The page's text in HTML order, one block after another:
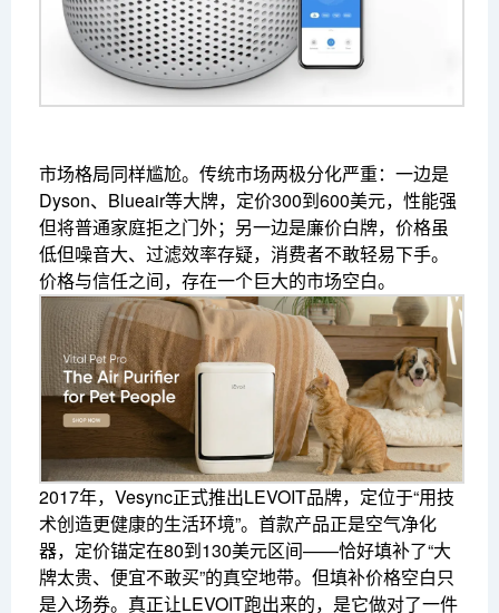
市场格局同样尴尬。传统市场两极分化严重：一边是
Dyson、Blueair等大牌，定价300到600美元，性能强
但将普通家庭拒之门外；另一边是廉价白牌，价格虽
低但噪音大、过滤效率存疑，消费者不敢轻易下手。
价格与信任之间，存在一个巨大的市场空白。
2017年，Vesync正式推出LEVOIT品牌，定位于“用技
术创造更健康的生活环境”。首款产品正是空气净化
器，定价锚定在80到130美元区间——恰好填补了“大
牌太贵、便宜不敢买”的真空地带。但填补价格空白只
是入场券。真正让LEVOIT跑出来的，是它做对了一件